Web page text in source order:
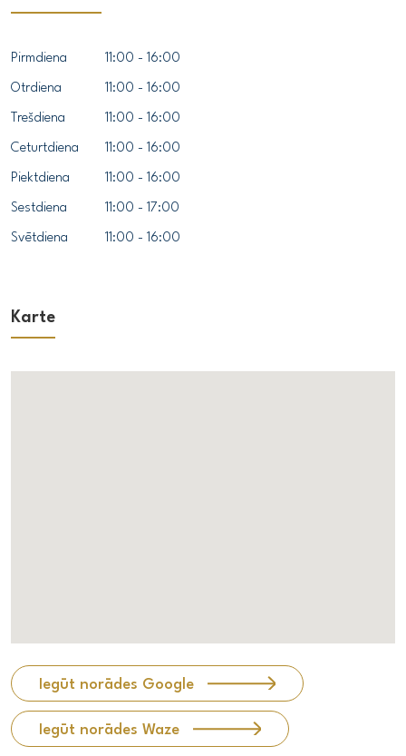
Pirmdiena 11:00 - 16:00
Otrdiena 11:00 - 16:00
Trešdiena 11:00 - 16:00
Ceturtdiena 11:00 - 16:00
Piektdiena 11:00 - 16:00
Sestdiena 11:00 - 17:00
Svētdiena 11:00 - 16:00
Karte
Iegūt norādes Google
Iegūt norādes Waze